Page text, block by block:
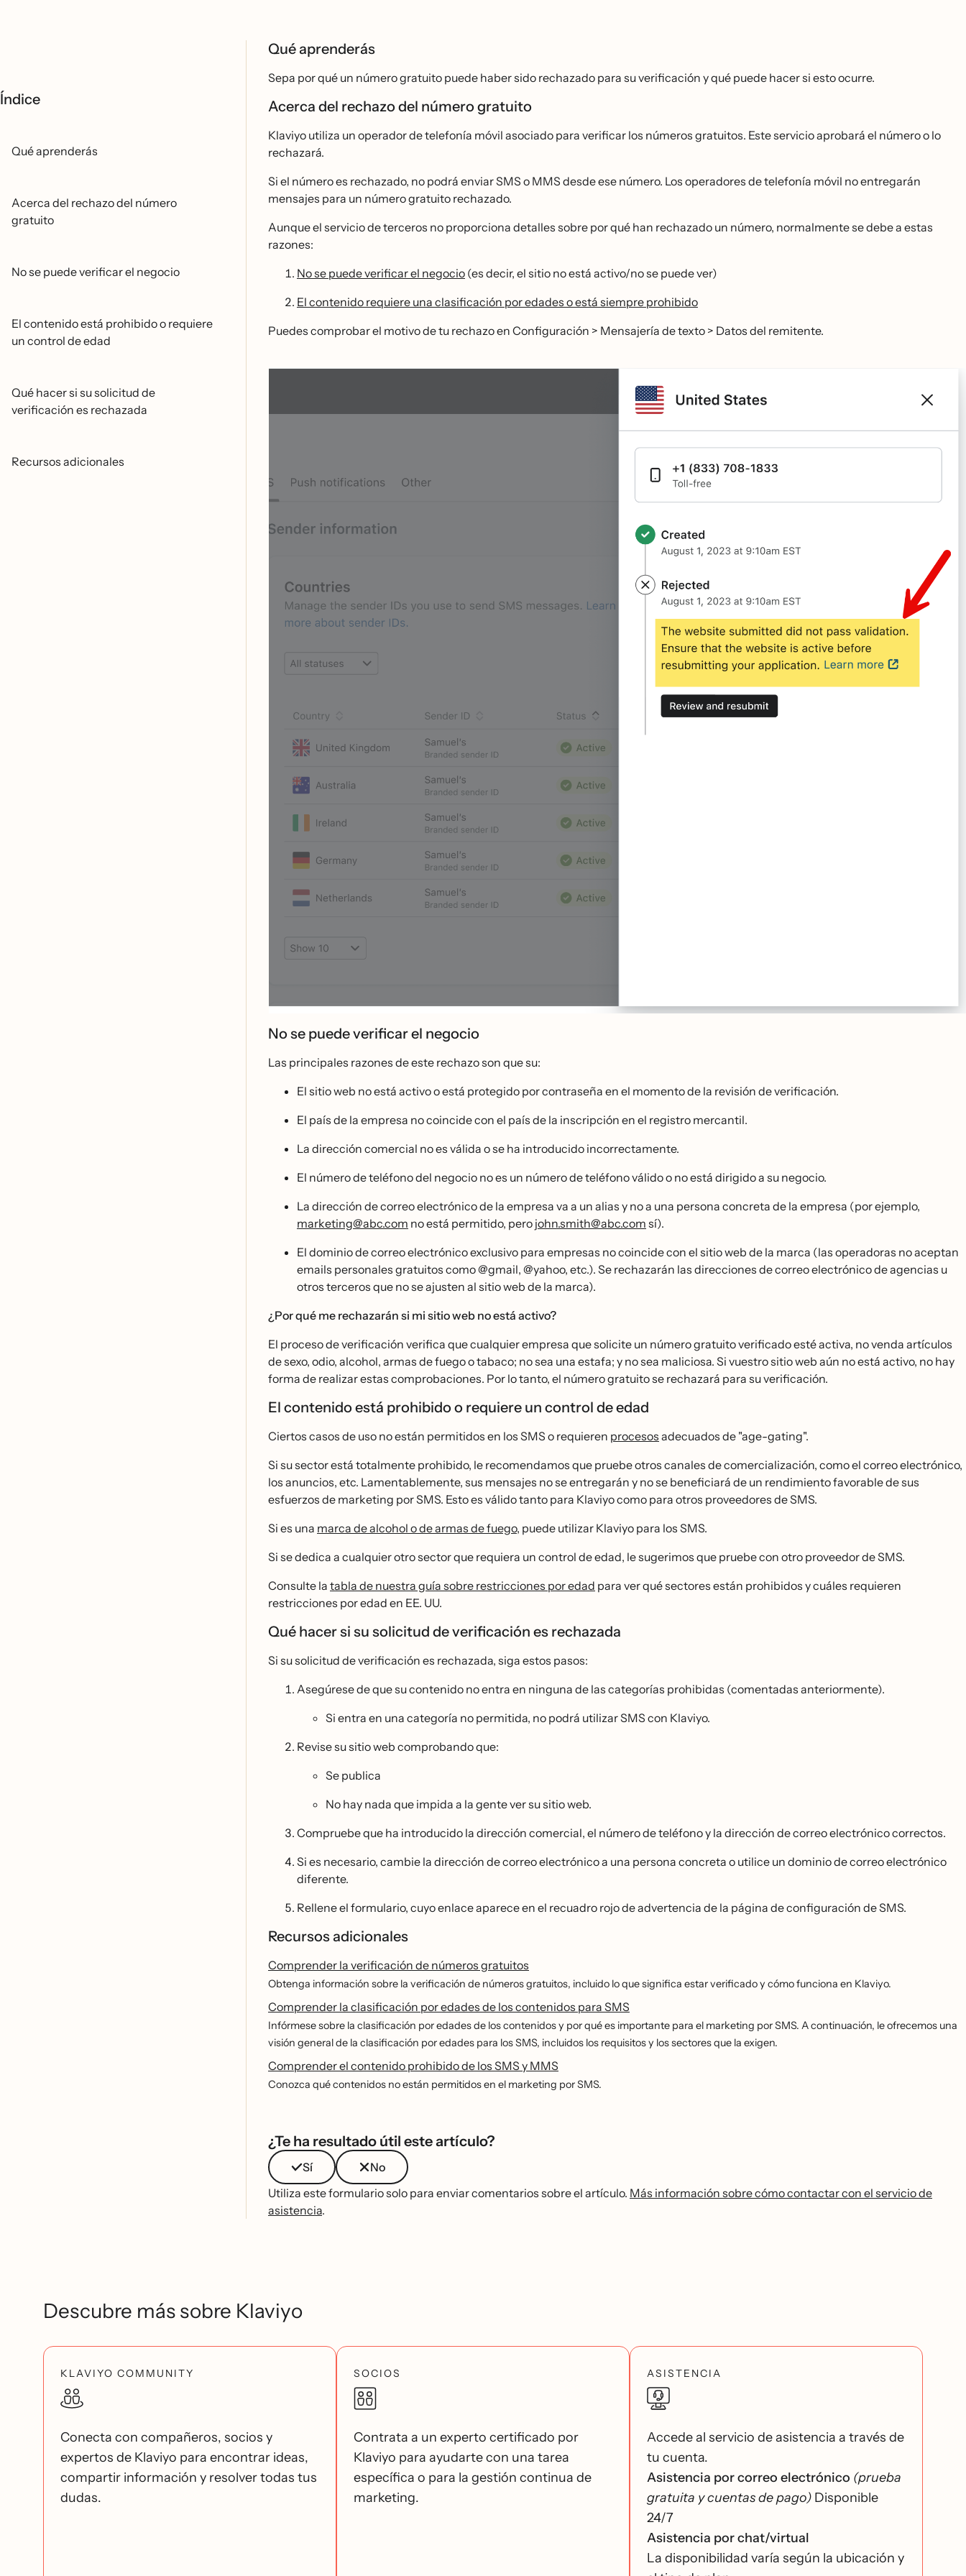
Índice
Qué aprenderás
Acerca del rechazo del número
gratuito
No se puede verificar el negocio
El contenido está prohibido o requiere
un control de edad
Qué hacer si su solicitud de
verificación es rechazada
Recursos adicionales
Qué aprenderás
Sepa por qué un número gratuito puede haber sido rechazado para su verificación y qué puede hacer si esto ocurre.
Acerca del rechazo del número gratuito
Klaviyo utiliza un operador de telefonía móvil asociado para verificar los números gratuitos. Este servicio aprobará el número o lo
rechazará.
Si el número es rechazado, no podrá enviar SMS o MMS desde ese número. Los operadores de telefonía móvil no entregarán
mensajes para un número gratuito rechazado.
Aunque el servicio de terceros no proporciona detalles sobre por qué han rechazado un número, normalmente se debe a estas
razones:
No se puede verificar el negocio (es decir, el sitio no está activo/no se puede ver)
El contenido requiere una clasificación por edades o está siempre prohibido
Puedes comprobar el motivo de tu rechazo en Configuración > Mensajería de texto > Datos del remitente.
No se puede verificar el negocio
Las principales razones de este rechazo son que su:
El sitio web no está activo o está protegido por contraseña en el momento de la revisión de verificación.
El país de la empresa no coincide con el país de la inscripción en el registro mercantil.
La dirección comercial no es válida o se ha introducido incorrectamente.
El número de teléfono del negocio no es un número de teléfono válido o no está dirigido a su negocio.
La dirección de correo electrónico de la empresa va a un alias y no a una persona concreta de la empresa (por ejemplo,
marketing@abc.com no está permitido, pero john.smith@abc.com sí).
El dominio de correo electrónico exclusivo para empresas no coincide con el sitio web de la marca (las operadoras no aceptan
emails personales gratuitos como @gmail, @yahoo, etc.). Se rechazarán las direcciones de correo electrónico de agencias u
otros terceros que no se ajusten al sitio web de la marca).
¿Por qué me rechazarán si mi sitio web no está activo?
El proceso de verificación verifica que cualquier empresa que solicite un número gratuito verificado esté activa, no venda artículos
de sexo, odio, alcohol, armas de fuego o tabaco; no sea una estafa; y no sea maliciosa. Si vuestro sitio web aún no está activo, no hay
forma de realizar estas comprobaciones. Por lo tanto, el número gratuito se rechazará para su verificación.
El contenido está prohibido o requiere un control de edad
Ciertos casos de uso no están permitidos en los SMS o requieren procesos adecuados de "age-gating".
Si su sector está totalmente prohibido, le recomendamos que pruebe otros canales de comercialización, como el correo electrónico,
los anuncios, etc. Lamentablemente, sus mensajes no se entregarán y no se beneficiará de un rendimiento favorable de sus
esfuerzos de marketing por SMS. Esto es válido tanto para Klaviyo como para otros proveedores de SMS.
Si es una marca de alcohol o de armas de fuego, puede utilizar Klaviyo para los SMS.
Si se dedica a cualquier otro sector que requiera un control de edad, le sugerimos que pruebe con otro proveedor de SMS.
Consulte la tabla de nuestra guía sobre restricciones por edad para ver qué sectores están prohibidos y cuáles requieren
restricciones por edad en EE. UU.
Qué hacer si su solicitud de verificación es rechazada
Si su solicitud de verificación es rechazada, siga estos pasos:
Asegúrese de que su contenido no entra en ninguna de las categorías prohibidas (comentadas anteriormente).
Si entra en una categoría no permitida, no podrá utilizar SMS con Klaviyo.
Revise su sitio web comprobando que:
Se publica
No hay nada que impida a la gente ver su sitio web.
Compruebe que ha introducido la dirección comercial, el número de teléfono y la dirección de correo electrónico correctos.
Si es necesario, cambie la dirección de correo electrónico a una persona concreta o utilice un dominio de correo electrónico
diferente.
Rellene el formulario, cuyo enlace aparece en el recuadro rojo de advertencia de la página de configuración de SMS.
Recursos adicionales
Comprender la verificación de números gratuitos
Obtenga información sobre la verificación de números gratuitos, incluido lo que significa estar verificado y cómo funciona en Klaviyo.
Comprender la clasificación por edades de los contenidos para SMS
Infórmese sobre la clasificación por edades de los contenidos y por qué es importante para el marketing por SMS. A continuación, le ofrecemos una
visión general de la clasificación por edades para los SMS, incluidos los requisitos y los sectores que la exigen.
Comprender el contenido prohibido de los SMS y MMS
Conozca qué contenidos no están permitidos en el marketing por SMS.
¿Te ha resultado útil este artículo?
Sí
No
Utiliza este formulario solo para enviar comentarios sobre el artículo. Más información sobre cómo contactar con el servicio de
asistencia.
Descubre más sobre Klaviyo
KLAVIYO COMMUNITY
Conecta con compañeros, socios y
expertos de Klaviyo para encontrar ideas,
compartir información y resolver todas tus
dudas.
SOCIOS
Contrata a un experto certificado por
Klaviyo para ayudarte con una tarea
específica o para la gestión continua de
marketing.
ASISTENCIA
Accede al servicio de asistencia a través de
tu cuenta.
Asistencia por correo electrónico (prueba
gratuita y cuentas de pago) Disponible
24/7
Asistencia por chat/virtual
La disponibilidad varía según la ubicación y